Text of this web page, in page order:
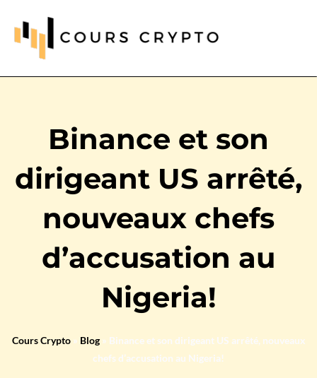
Binance et son
dirigeant US arrêté,
nouveaux chefs
d’accusation au
Nigeria!
Cours Crypto» Blog» Binance et son dirigeant US arrêté, nouveaux
chefs d’accusation au Nigeria!